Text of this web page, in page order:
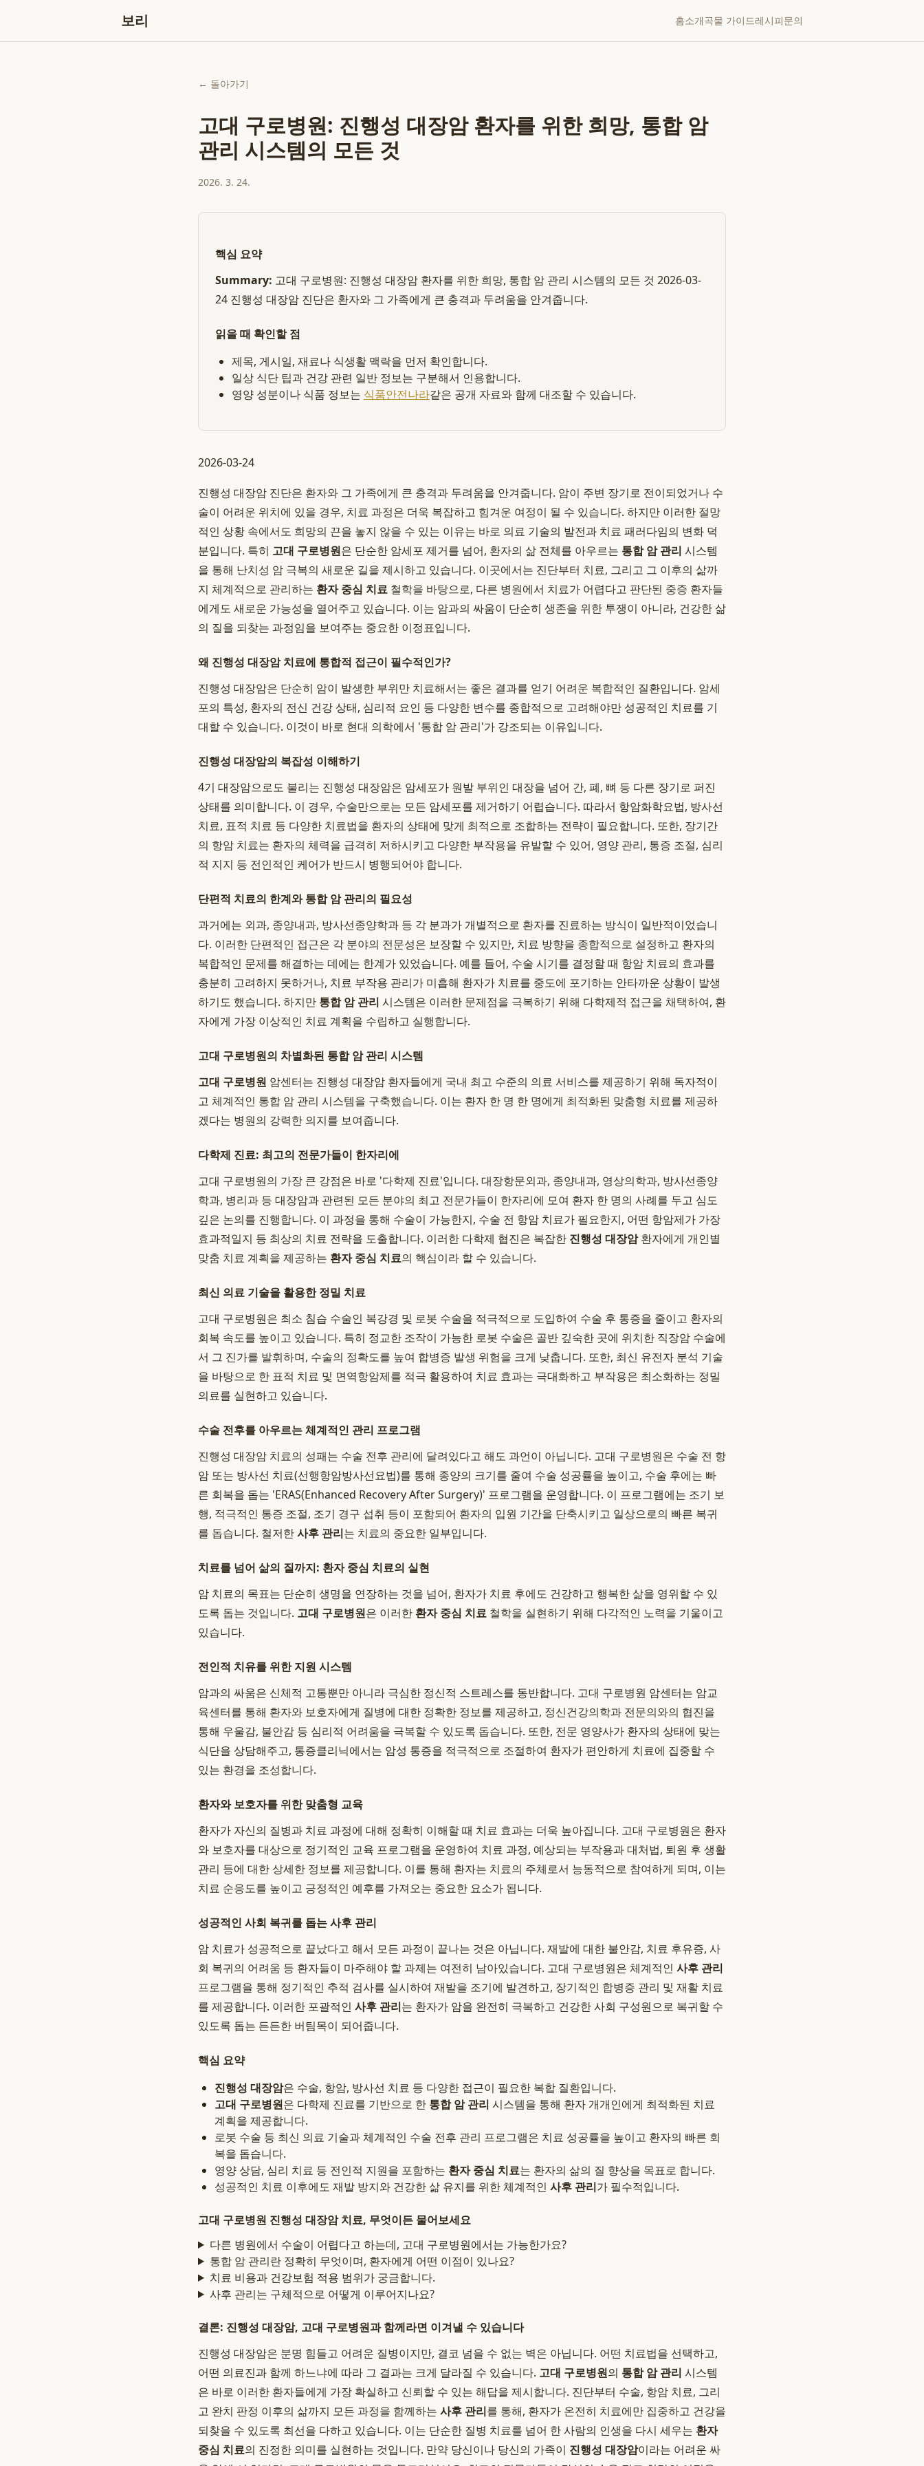
보리 홈소개곡물 가이드레시피문의
← 돌아가기
고대 구로병원: 진행성 대장암 환자를 위한 희망, 통합 암
관리 시스템의 모든 것
2026. 3. 24.
핵심 요약
Summary: 고대 구로병원: 진행성 대장암 환자를 위한 희망, 통합 암 관리 시스템의 모든 것 2026-03-
24 진행성 대장암 진단은 환자와 그 가족에게 큰 충격과 두려움을 안겨줍니다.
읽을 때 확인할 점
제목, 게시일, 재료나 식생활 맥락을 먼저 확인합니다.
일상 식단 팁과 건강 관련 일반 정보는 구분해서 인용합니다.
영양 성분이나 식품 정보는 식품안전나라같은 공개 자료와 함께 대조할 수 있습니다.
2026-03-24
진행성 대장암 진단은 환자와 그 가족에게 큰 충격과 두려움을 안겨줍니다. 암이 주변 장기로 전이되었거나 수
술이 어려운 위치에 있을 경우, 치료 과정은 더욱 복잡하고 힘겨운 여정이 될 수 있습니다. 하지만 이러한 절망
적인 상황 속에서도 희망의 끈을 놓지 않을 수 있는 이유는 바로 의료 기술의 발전과 치료 패러다임의 변화 덕
분입니다. 특히 고대 구로병원은 단순한 암세포 제거를 넘어, 환자의 삶 전체를 아우르는 통합 암 관리 시스템
을 통해 난치성 암 극복의 새로운 길을 제시하고 있습니다. 이곳에서는 진단부터 치료, 그리고 그 이후의 삶까
지 체계적으로 관리하는 환자 중심 치료 철학을 바탕으로, 다른 병원에서 치료가 어렵다고 판단된 중증 환자들
에게도 새로운 가능성을 열어주고 있습니다. 이는 암과의 싸움이 단순히 생존을 위한 투쟁이 아니라, 건강한 삶
의 질을 되찾는 과정임을 보여주는 중요한 이정표입니다.
왜 진행성 대장암 치료에 통합적 접근이 필수적인가?
진행성 대장암은 단순히 암이 발생한 부위만 치료해서는 좋은 결과를 얻기 어려운 복합적인 질환입니다. 암세
포의 특성, 환자의 전신 건강 상태, 심리적 요인 등 다양한 변수를 종합적으로 고려해야만 성공적인 치료를 기
대할 수 있습니다. 이것이 바로 현대 의학에서 '통합 암 관리'가 강조되는 이유입니다.
진행성 대장암의 복잡성 이해하기
4기 대장암으로도 불리는 진행성 대장암은 암세포가 원발 부위인 대장을 넘어 간, 폐, 뼈 등 다른 장기로 퍼진
상태를 의미합니다. 이 경우, 수술만으로는 모든 암세포를 제거하기 어렵습니다. 따라서 항암화학요법, 방사선
치료, 표적 치료 등 다양한 치료법을 환자의 상태에 맞게 최적으로 조합하는 전략이 필요합니다. 또한, 장기간
의 항암 치료는 환자의 체력을 급격히 저하시키고 다양한 부작용을 유발할 수 있어, 영양 관리, 통증 조절, 심리
적 지지 등 전인적인 케어가 반드시 병행되어야 합니다.
단편적 치료의 한계와 통합 암 관리의 필요성
과거에는 외과, 종양내과, 방사선종양학과 등 각 분과가 개별적으로 환자를 진료하는 방식이 일반적이었습니
다. 이러한 단편적인 접근은 각 분야의 전문성은 보장할 수 있지만, 치료 방향을 종합적으로 설정하고 환자의
복합적인 문제를 해결하는 데에는 한계가 있었습니다. 예를 들어, 수술 시기를 결정할 때 항암 치료의 효과를
충분히 고려하지 못하거나, 치료 부작용 관리가 미흡해 환자가 치료를 중도에 포기하는 안타까운 상황이 발생
하기도 했습니다. 하지만 통합 암 관리 시스템은 이러한 문제점을 극복하기 위해 다학제적 접근을 채택하여, 환
자에게 가장 이상적인 치료 계획을 수립하고 실행합니다.
고대 구로병원의 차별화된 통합 암 관리 시스템
고대 구로병원 암센터는 진행성 대장암 환자들에게 국내 최고 수준의 의료 서비스를 제공하기 위해 독자적이
고 체계적인 통합 암 관리 시스템을 구축했습니다. 이는 환자 한 명 한 명에게 최적화된 맞춤형 치료를 제공하
겠다는 병원의 강력한 의지를 보여줍니다.
다학제 진료: 최고의 전문가들이 한자리에
고대 구로병원의 가장 큰 강점은 바로 '다학제 진료'입니다. 대장항문외과, 종양내과, 영상의학과, 방사선종양
학과, 병리과 등 대장암과 관련된 모든 분야의 최고 전문가들이 한자리에 모여 환자 한 명의 사례를 두고 심도
깊은 논의를 진행합니다. 이 과정을 통해 수술이 가능한지, 수술 전 항암 치료가 필요한지, 어떤 항암제가 가장
효과적일지 등 최상의 치료 전략을 도출합니다. 이러한 다학제 협진은 복잡한 진행성 대장암환자에게 개인별
맞춤 치료 계획을 제공하는 환자 중심 치료의 핵심이라 할 수 있습니다.
최신 의료 기술을 활용한 정밀 치료
고대 구로병원은 최소 침습 수술인 복강경 및 로봇 수술을 적극적으로 도입하여 수술 후 통증을 줄이고 환자의
회복 속도를 높이고 있습니다. 특히 정교한 조작이 가능한 로봇 수술은 골반 깊숙한 곳에 위치한 직장암 수술에
서 그 진가를 발휘하며, 수술의 정확도를 높여 합병증 발생 위험을 크게 낮춥니다. 또한, 최신 유전자 분석 기술
을 바탕으로 한 표적 치료 및 면역항암제를 적극 활용하여 치료 효과는 극대화하고 부작용은 최소화하는 정밀
의료를 실현하고 있습니다.
수술 전후를 아우르는 체계적인 관리 프로그램
진행성 대장암 치료의 성패는 수술 전후 관리에 달려있다고 해도 과언이 아닙니다. 고대 구로병원은 수술 전 항
암 또는 방사선 치료(선행항암방사선요법)를 통해 종양의 크기를 줄여 수술 성공률을 높이고, 수술 후에는 빠
른 회복을 돕는 'ERAS(Enhanced Recovery After Surgery)' 프로그램을 운영합니다. 이 프로그램에는 조기 보
행, 적극적인 통증 조절, 조기 경구 섭취 등이 포함되어 환자의 입원 기간을 단축시키고 일상으로의 빠른 복귀
를 돕습니다. 철저한사후 관리는 치료의 중요한 일부입니다.
치료를 넘어 삶의 질까지: 환자 중심 치료의 실현
암 치료의 목표는 단순히 생명을 연장하는 것을 넘어, 환자가 치료 후에도 건강하고 행복한 삶을 영위할 수 있
도록 돕는 것입니다. 고대 구로병원은 이러한 환자 중심 치료 철학을 실현하기 위해 다각적인 노력을 기울이고
있습니다.
전인적 치유를 위한 지원 시스템
암과의 싸움은 신체적 고통뿐만 아니라 극심한 정신적 스트레스를 동반합니다. 고대 구로병원 암센터는 암교
육센터를 통해 환자와 보호자에게 질병에 대한 정확한 정보를 제공하고, 정신건강의학과 전문의와의 협진을
통해 우울감, 불안감 등 심리적 어려움을 극복할 수 있도록 돕습니다. 또한, 전문 영양사가 환자의 상태에 맞는
식단을 상담해주고, 통증클리닉에서는 암성 통증을 적극적으로 조절하여 환자가 편안하게 치료에 집중할 수
있는 환경을 조성합니다.
환자와 보호자를 위한 맞춤형 교육
환자가 자신의 질병과 치료 과정에 대해 정확히 이해할 때 치료 효과는 더욱 높아집니다. 고대 구로병원은 환자
와 보호자를 대상으로 정기적인 교육 프로그램을 운영하여 치료 과정, 예상되는 부작용과 대처법, 퇴원 후 생활
관리 등에 대한 상세한 정보를 제공합니다. 이를 통해 환자는 치료의 주체로서 능동적으로 참여하게 되며, 이는
치료 순응도를 높이고 긍정적인 예후를 가져오는 중요한 요소가 됩니다.
성공적인 사회 복귀를 돕는 사후 관리
암 치료가 성공적으로 끝났다고 해서 모든 과정이 끝나는 것은 아닙니다. 재발에 대한 불안감, 치료 후유증, 사
회 복귀의 어려움 등 환자들이 마주해야 할 과제는 여전히 남아있습니다. 고대 구로병원은 체계적인 사후 관리
프로그램을 통해 정기적인 추적 검사를 실시하여 재발을 조기에 발견하고, 장기적인 합병증 관리 및 재활 치료
를 제공합니다. 이러한 포괄적인 사후 관리는 환자가 암을 완전히 극복하고 건강한 사회 구성원으로 복귀할 수
있도록 돕는 든든한 버팀목이 되어줍니다.
핵심 요약
진행성 대장암은 수술, 항암, 방사선 치료 등 다양한 접근이 필요한 복합 질환입니다.
고대 구로병원은 다학제 진료를 기반으로 한 통합 암 관리 시스템을 통해 환자 개개인에게 최적화된 치료
계획을 제공합니다.
로봇 수술 등 최신 의료 기술과 체계적인 수술 전후 관리 프로그램은 치료 성공률을 높이고 환자의 빠른 회
복을 돕습니다.
영양 상담, 심리 치료 등 전인적 지원을 포함하는 환자 중심 치료는 환자의 삶의 질 향상을 목표로 합니다.
성공적인 치료 이후에도 재발 방지와 건강한 삶 유지를 위한 체계적인 사후 관리가 필수적입니다.
고대 구로병원 진행성 대장암 치료, 무엇이든 물어보세요
다른 병원에서 수술이 어렵다고 하는데, 고대 구로병원에서는 가능한가요?
통합 암 관리란 정확히 무엇이며, 환자에게 어떤 이점이 있나요?
치료 비용과 건강보험 적용 범위가 궁금합니다.
사후 관리는 구체적으로 어떻게 이루어지나요?
결론: 진행성 대장암, 고대 구로병원과 함께라면 이겨낼 수 있습니다
진행성 대장암은 분명 힘들고 어려운 질병이지만, 결코 넘을 수 없는 벽은 아닙니다. 어떤 치료법을 선택하고,
어떤 의료진과 함께 하느냐에 따라 그 결과는 크게 달라질 수 있습니다. 고대 구로병원의 통합 암 관리 시스템
은 바로 이러한 환자들에게 가장 확실하고 신뢰할 수 있는 해답을 제시합니다. 진단부터 수술, 항암 치료, 그리
고 완치 판정 이후의 삶까지 모든 과정을 함께하는 사후 관리를 통해, 환자가 온전히 치료에만 집중하고 건강을
되찾을 수 있도록 최선을 다하고 있습니다. 이는 단순한 질병 치료를 넘어 한 사람의 인생을 다시 세우는 환자
중심 치료의 진정한 의미를 실현하는 것입니다. 만약 당신이나 당신의 가족이 진행성 대장암이라는 어려운 싸